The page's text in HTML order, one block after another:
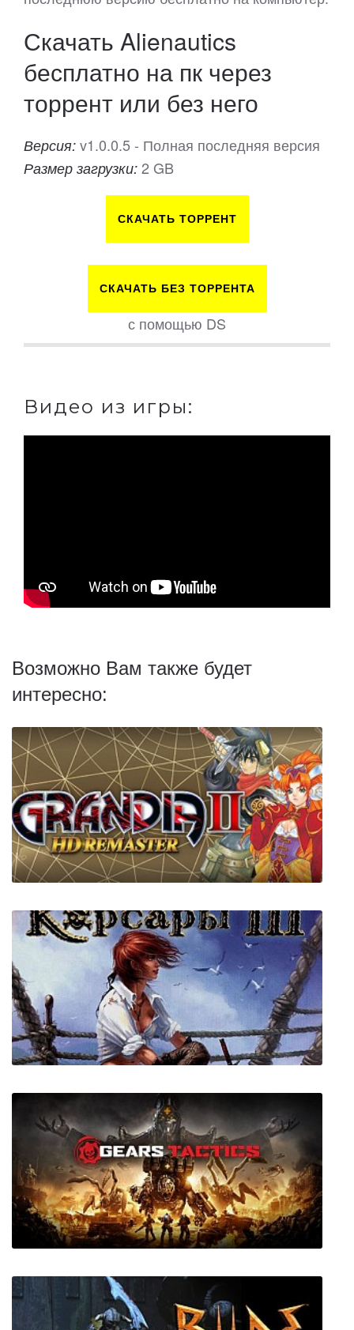
Скачать Alienautics
бесплатно на пк через
торрент или без него
Версия: v1.0.0.5 - Полная последняя версия
Размер загрузки: 2 GB
СКАЧАТЬ ТОРРЕНТ
СКАЧАТЬ БЕЗ ТОРРЕНТА
с помощью DS
Видео из игры:
Возможно Вам также будет
интересно:
GRANDIA II HD Remaster
Корсары 3